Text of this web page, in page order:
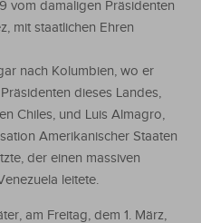
vom damaligen Präsidenten
mit staatlichen Ehren
nach Kolumbien, wo er
dieses Landes,
Chiles, und Luis Almagro,
Amerikanischer Staaten
der einen massiven
leitete.
am Freitag, dem 1. März,